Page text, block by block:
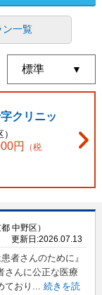
ン一覧
クリニッ
）
円
（税
都 中野区）
更新日:2026.07.13
者さんのために』
さんに公正な医療
ており ... 続きを読